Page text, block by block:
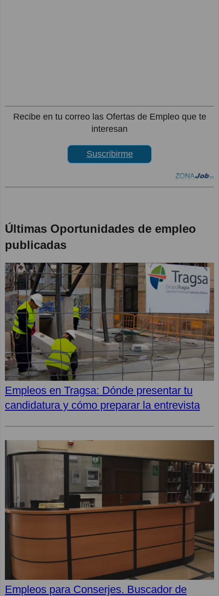
Recibe en tu correo las Ofertas de Empleo que te
interesan
Suscribirme
Últimas Oportunidades de empleo
publicadas
Empleos en Tragsa: Dónde presentar tu
candidatura y cómo preparar la entrevista
Empleos para Conserjes. Buscador de